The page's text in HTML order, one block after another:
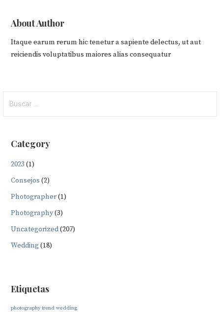
About Author
Itaque earum rerum hic tenetur a sapiente delectus, ut aut
reiciendis voluptatibus maiores alias consequatur
Category
2023 (1)
Consejos (2)
Photographer(1)
Photography(3)
Uncategorized(207)
Wedding (18)
Etiquetas
photography trend wedding